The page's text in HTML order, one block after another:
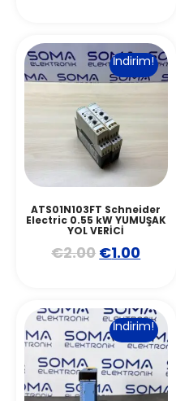
İndirim!
ATS01N103FT Schneider
Electric 0.55 kW YUMUŞAK
YOL VERİCİ
€2.00 €1.00
İndirim!